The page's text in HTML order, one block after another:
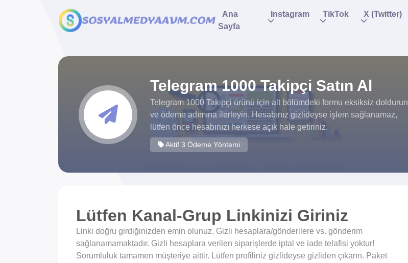
Ana
Sayfa
Instagram TikTok X (Twitter)
Telegram 1000 Takipçi Satın Al
Telegram 1000 Takipçi ürünü için alt bölümdeki formu eksiksiz doldurun
ve ödeme adımına ilerleyin. Hesabınız gizlideyse işlem sağlanamaz,
lütfen önce hesabınızı herkese açık hale getiriniz.
Aktif 3 Ödeme Yöntemi
Lütfen Kanal-Grup Linkinizi Giriniz
Linki doğru girdiğinizden emin olunuz. Gizli hesaplara/gönderilere vs. gönderim
sağlanamamaktadır. Gizli hesaplara verilen siparişlerde iptal ve iade telafisi yoktur!
Sorumluluk tamamen müşteriye aittir. Lütfen profiliniz gizlideyse gizliden çıkarın. Paket